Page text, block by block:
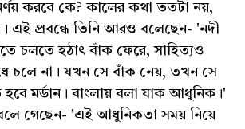
করবে কে? কালের কথা ততটা নয়,
এই প্রবন্ধে তিনি আরও বলেছেন- 'নদী
চলতে হঠাৎ বাঁক ফেরে, সাহিত্যও
চলে না। যখন সে বাঁক নেয়, তখন সে
মর্ডান। বাংলায় বলা যাক আধুনিক।'
গেছেন- 'এই আধুনিকতা সময় নিয়ে